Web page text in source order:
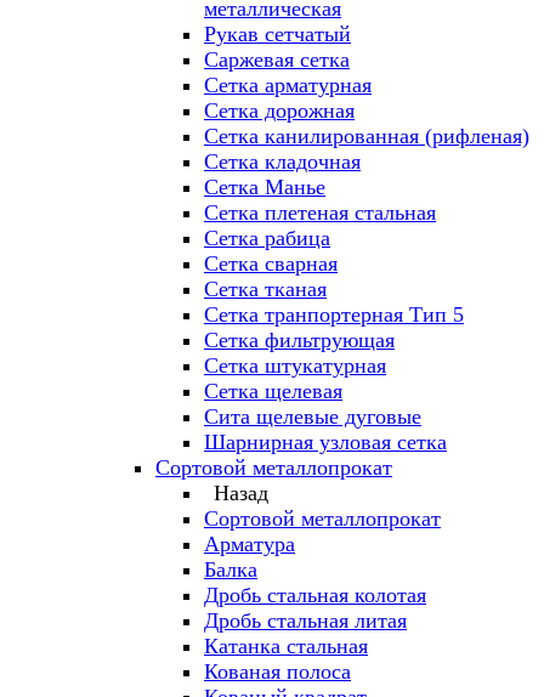
металлическая
Рукав сетчатый
Саржевая сетка
Сетка арматурная
Сетка дорожная
Сетка канилированная (рифленая)
Сетка кладочная
Сетка Манье
Сетка плетеная стальная
Сетка рабица
Сетка сварная
Сетка тканая
Сетка транпортерная Тип 5
Сетка фильтрующая
Сетка штукатурная
Сетка щелевая
Сита щелевые дуговые
Шарнирная узловая сетка
Сортовой металлопрокат
Назад
Сортовой металлопрокат
Арматура
Балка
Дробь стальная колотая
Дробь стальная литая
Катанка стальная
Кованая полоса